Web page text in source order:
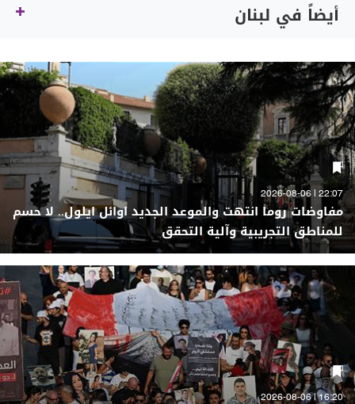
أيضاً في لبنان
22:07 | 2026-08-06
مفاوضات روما انتهت والموعد الجديد اوائل ايلول.. لا حسم
للمناطق التجريبية وآلية التحقق
16:20 | 2026-08-06